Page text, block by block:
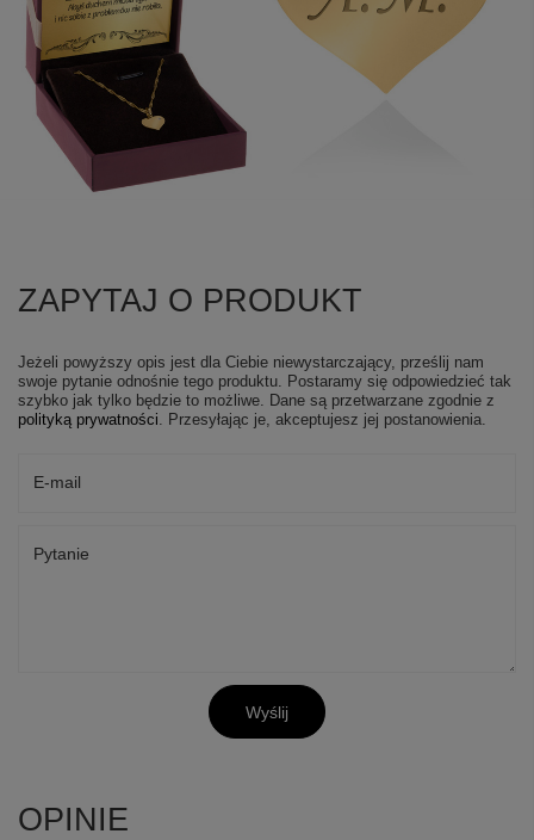
ZAPYTAJ O PRODUKT
Jeżeli powyższy opis jest dla Ciebie niewystarczający, prześlij nam
swoje pytanie odnośnie tego produktu. Postaramy się odpowiedzieć tak
szybko jak tylko będzie to możliwe. Dane są przetwarzane zgodnie z
polityką prywatności. Przesyłając je, akceptujesz jej postanowienia.
E-mail
Pytanie
Wyślij
OPINIE